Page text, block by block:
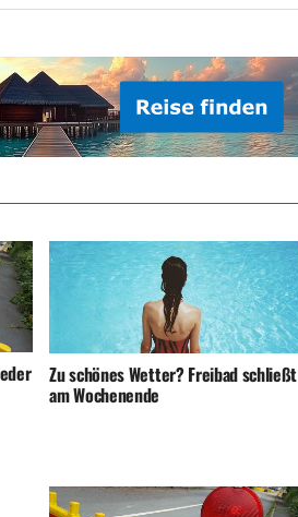
Zu schönes Wetter? Freibad schließt
am Wochenende